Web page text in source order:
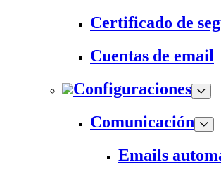
Certificado de
Cuentas de email
Configuraciones
Comunicación
Emails